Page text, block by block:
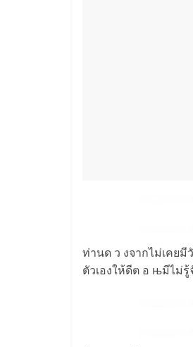
ท่านด ว งจากไม่เคยมี
ตัวเองให้ดีต อ њมีไม่